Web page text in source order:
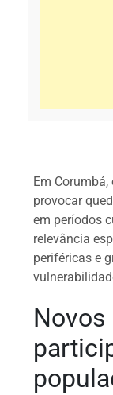
Em
provocar
em períodos
relevância
periféricas e